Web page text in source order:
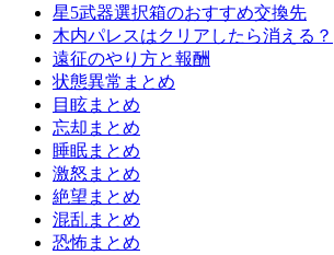
星5武器選択箱のおすすめ交換先
木内パレスはクリアしたら消える？
遠征のやり方と報酬
状態異常まとめ
目眩まとめ
忘却まとめ
睡眠まとめ
激怒まとめ
絶望まとめ
混乱まとめ
恐怖まとめ